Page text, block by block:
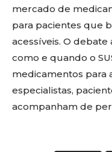
mercado de
para pacientes que
acessíveis. O
como e quando o
medicamentos para
especialistas,
acompanham de